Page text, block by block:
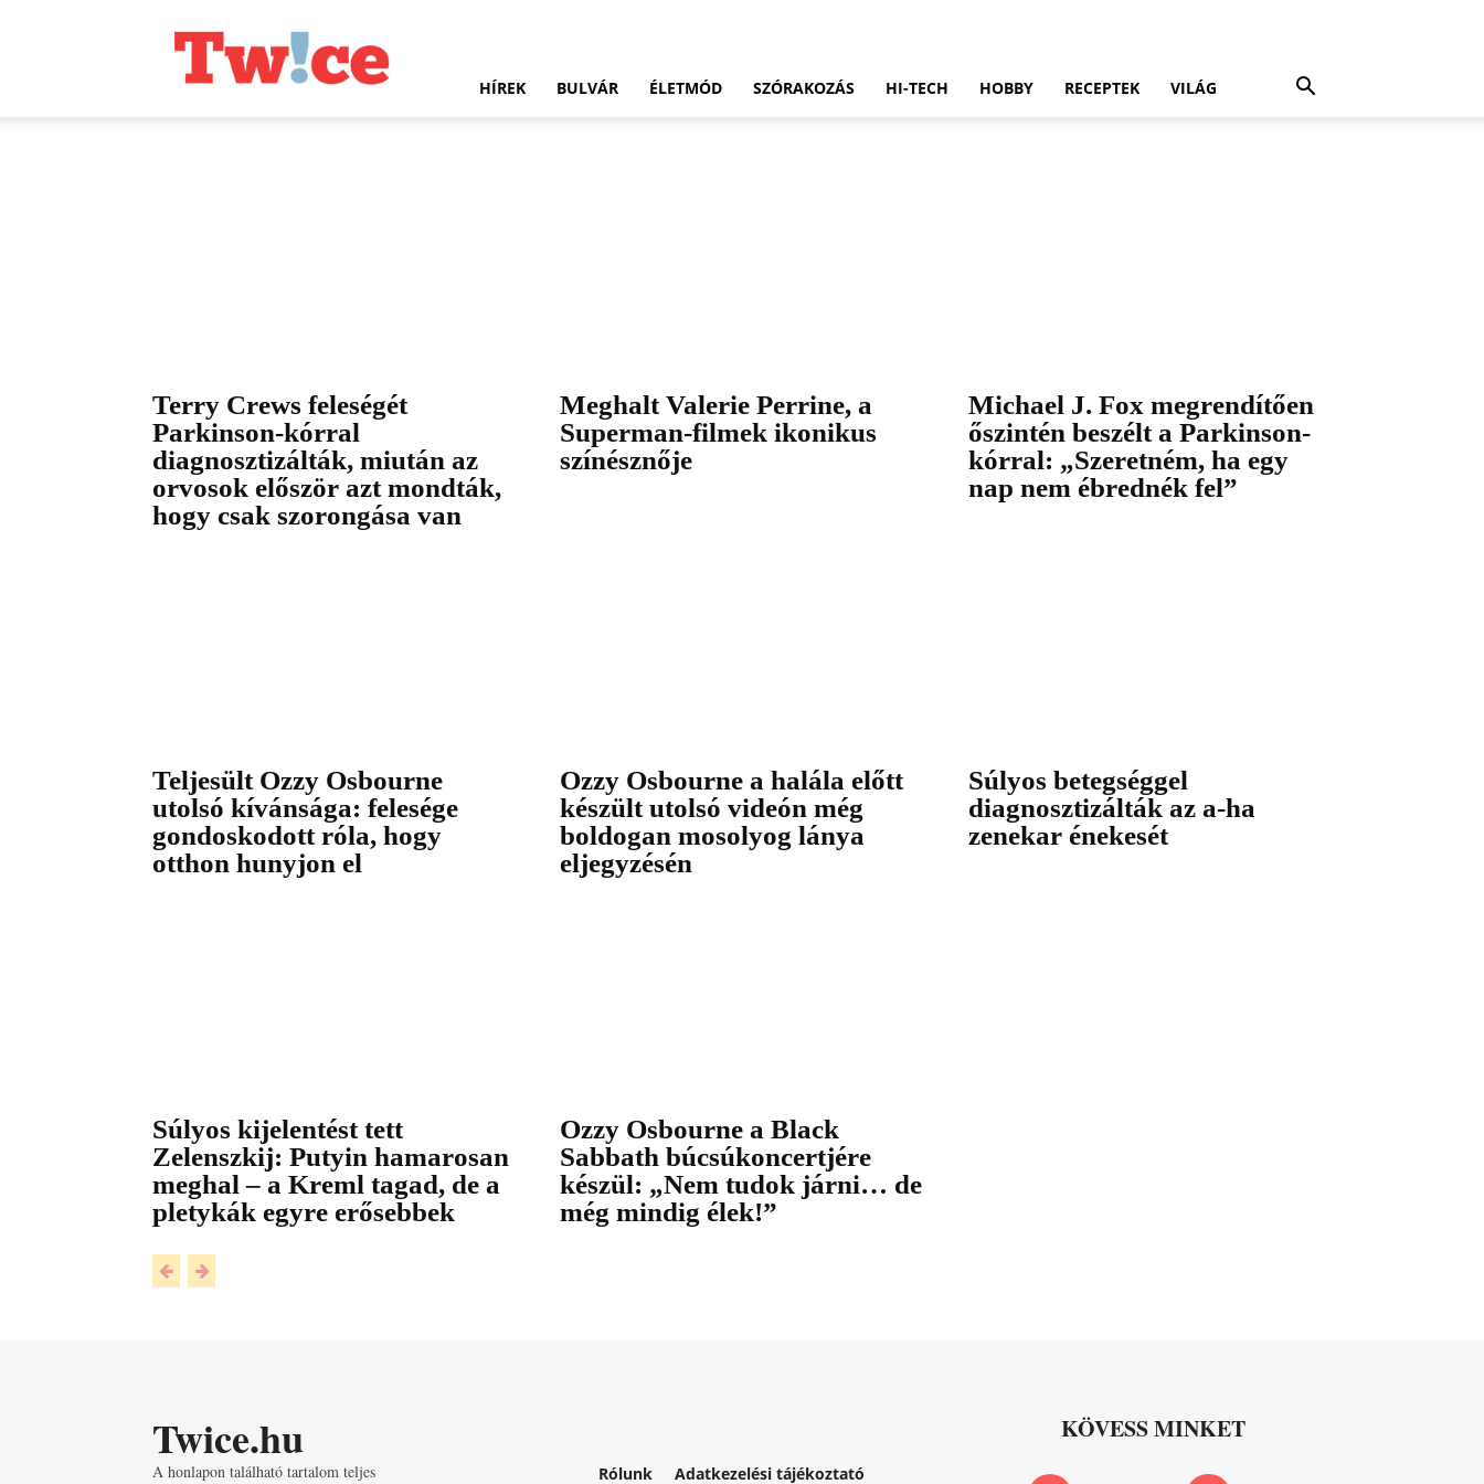
HÍREK BULVÁR ÉLETMÓD SZÓRAKOZÁS HI-TECH HOBBY RECEPTEK VILÁG
Terry Crews feleségét
Parkinson-kórral
diagnosztizálták, miután az
orvosok először azt mondták,
hogy csak szorongása van
Meghalt Valerie Perrine, a
Superman-filmek ikonikus
színésznője
Michael J. Fox megrendítően
őszintén beszélt a Parkinson-
kórral: „Szeretném, ha egy
nap nem ébrednék fel”
Teljesült Ozzy Osbourne
utolsó kívánsága: felesége
gondoskodott róla, hogy
otthon hunyjon el
Ozzy Osbourne a halála előtt
készült utolsó videón még
boldogan mosolyog lánya
eljegyzésén
Súlyos betegséggel
diagnosztizálták az a-ha
zenekar énekesét
Súlyos kijelentést tett
Zelenszkij: Putyin hamarosan
meghal – a Kreml tagad, de a
pletykák egyre erősebbek
Ozzy Osbourne a Black
Sabbath búcsúkoncertjére
készül: „Nem tudok járni… de
még mindig élek!”
Twice.hu
A honlapon található tartalom teljes
Rólunk
Adatkezelési tájékoztató
KÖVESS MINKET